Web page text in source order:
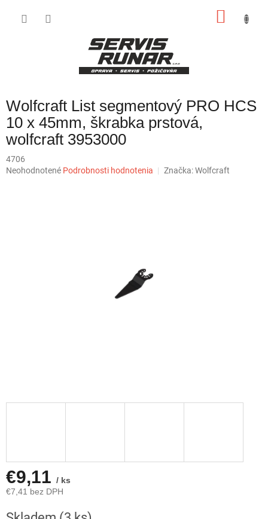
Wolfcraft List segmentový PRO HCS
10 x 45mm, škrabka prstová,
wolfcraft 3953000
4706
Priemerné
Neohodnotené Podrobnosti hodnotenia Značka:Wolfcraft
€9,11 / ks
€7,41 bez DPH